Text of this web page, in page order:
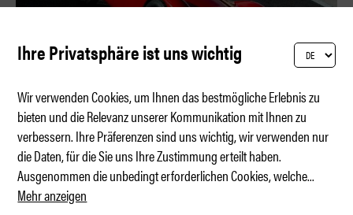
Dreizack zwischen Triumph und Tragödie
Ihre Privatsphäre ist uns wichtig
Wir verwenden Cookies, um Ihnen das bestmögliche Erlebnis zu
bieten und die Relevanz unserer Kommunikation mit Ihnen zu
verbessern. Ihre Präferenzen sind uns wichtig, wir verwenden nur
die Daten, für die Sie uns Ihre Zustimmung erteilt haben.
Ausgenommen die unbedingt erforderlichen Cookies, welche...
Mehr anzeigen